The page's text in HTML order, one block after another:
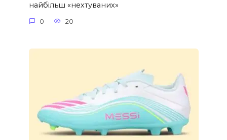
найбільш «нехтуваних»
0 20